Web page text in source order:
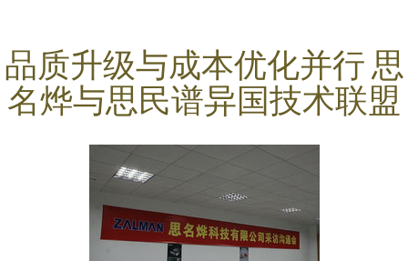
品质升级与成本优化并行 思
名烨与思民谱异国技术联盟